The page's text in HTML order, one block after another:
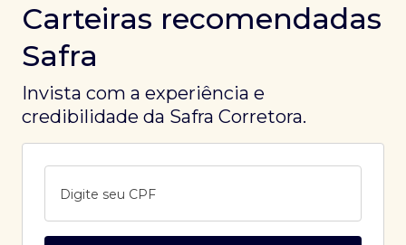
Carteiras recomendadas
Safra
Invista com a experiência e
credibilidade da Safra Corretora.
Digite seu CPF